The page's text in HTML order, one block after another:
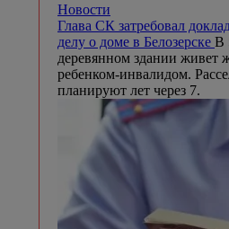
Новости
Глава СК затребовал
делу о доме в Белозерске В
деревянном здании живет
ребенком-инвалидом.
планируют лет через 7.